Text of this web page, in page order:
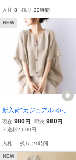
ース 切替 ストライプ ス
トレッチ フレア
入札 8 残り 22時間
NEW
新入荷*カジュアル ゆった
り 半袖シャツ レディース
夏 シフォン オフィス 涼
ツブラウス 大きいサイズ*
カーキ
現在 980円 即決 980円
＋送料2,600円
入札 - 残り 21時間
NEW